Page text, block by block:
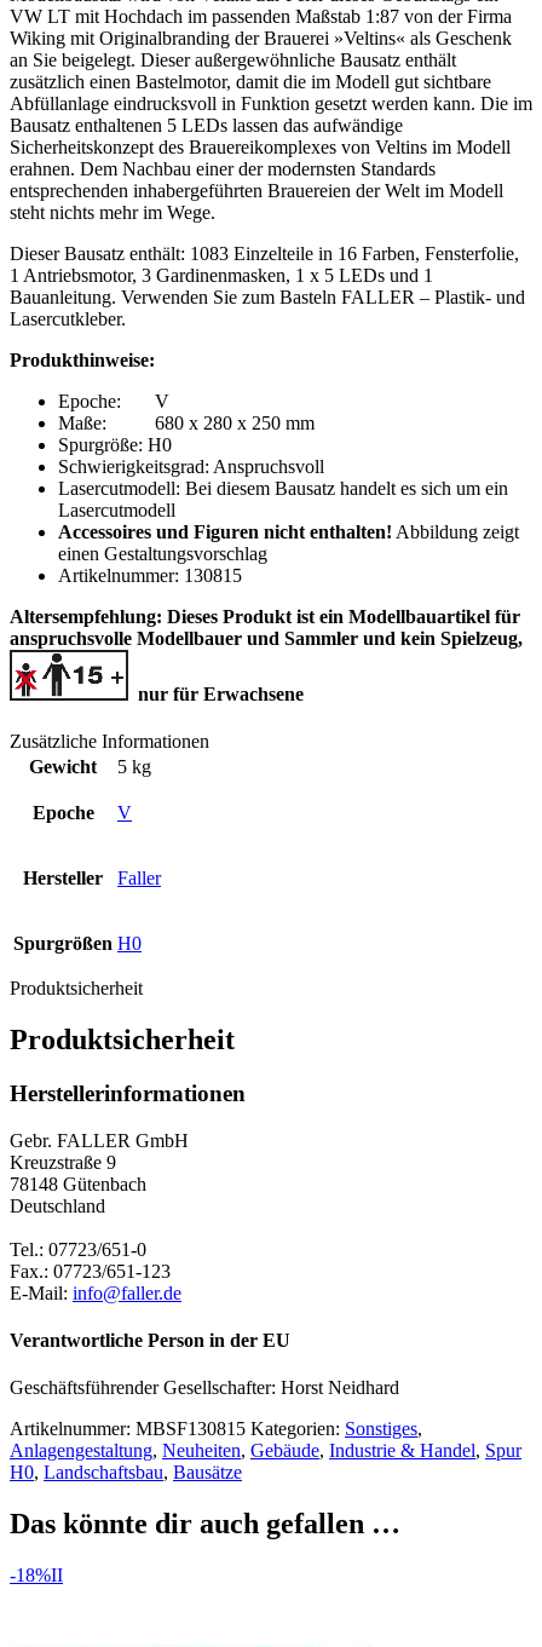
VW LT mit Hochdach im passenden Maßstab 1:87 von der Firma
Wiking mit Originalbranding der Brauerei »Veltins« als Geschenk
an Sie beigelegt. Dieser außergewöhnliche Bausatz enthält
zusätzlich einen Bastelmotor, damit die im Modell gut sichtbare
Abfüllanlage eindrucksvoll in Funktion gesetzt werden kann. Die im
Bausatz enthaltenen 5 LEDs lassen das aufwändige
Sicherheitskonzept des Brauereikomplexes von Veltins im Modell
erahnen. Dem Nachbau einer der modernsten Standards
entsprechenden inhabergeführten Brauereien der Welt im Modell
steht nichts mehr im Wege.
Dieser Bausatz enthält: 1083 Einzelteile in 16 Farben, Fensterfolie,
1 Antriebsmotor, 3 Gardinenmasken, 1 x 5 LEDs und 1
Bauanleitung. Verwenden Sie zum Basteln FALLER – Plastik- und
Lasercutkleber.
Produkthinweise:
Epoche: V
Maße: 680 x 280 x 250 mm
Spurgröße: H0
Schwierigkeitsgrad: Anspruchsvoll
Lasercutmodell: Bei diesem Bausatz handelt es sich um ein
Lasercutmodell
Accessoires und Figuren nicht enthalten! Abbildung zeigt
einen Gestaltungsvorschlag
Artikelnummer: 130815
Altersempfehlung: Dieses Produkt ist ein Modellbauartikel für
anspruchsvolle Modellbauer und Sammler und kein Spielzeug,
nur für Erwachsene
Zusätzliche Informationen
Gewicht
5 kg
Epoche V
Hersteller Faller
Spurgrößen H0
Produktsicherheit
Produktsicherheit
Herstellerinformationen
Gebr. FALLER GmbH
Kreuzstraße 9
78148 Gütenbach
Deutschland
Tel.: 07723/651-0
Fax.: 07723/651-123
E-Mail: info@faller.de
Verantwortliche Person in der EU
Geschäftsführender Gesellschafter: Horst Neidhard
Artikelnummer: MBSF130815 Kategorien: Sonstiges,
Anlagengestaltung, Neuheiten, Gebäude, Industrie & Handel, Spur
H0, Landschaftsbau, Bausätze
Das könnte dir auch gefallen …
-18%II